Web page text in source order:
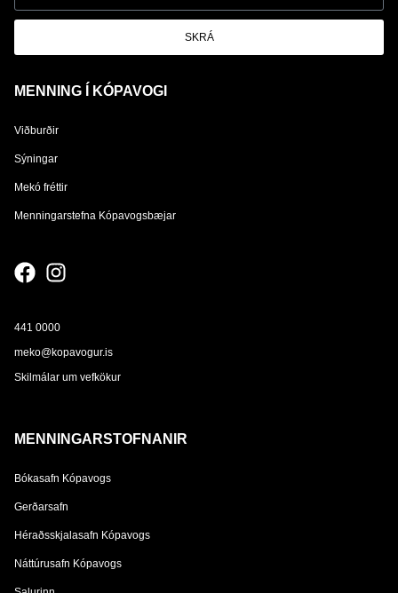
SKRÁ
MENNING Í KÓPAVOGI
Viðburðir
Sýningar
Mekó fréttir
Menningarstefna Kópavogsbæjar
441 0000
meko@kopavogur.is
Skilmálar um vefkökur
MENNINGARSTOFNANIR
Bókasafn Kópavogs
Gerðarsafn
Héraðsskjalasafn Kópavogs
Náttúrusafn Kópavogs